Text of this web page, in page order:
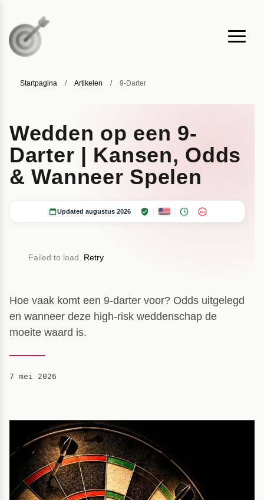
Startpagina / Artikelen / 9-Darter
Wedden op een 9-
Darter | Kansen, Odds
& Wanneer Spelen
Updated augustus 2026 18+
Failed to load. Retry
Hoe vaak komt een 9-darter voor? Odds uitgelegd
en wanneer deze high-risk weddenschap de
moeite waard is.
7 mei 2026